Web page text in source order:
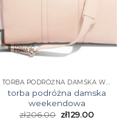
TORBA PODRÓŻNA DAMSKA WEEKENDOWA
torba podróżna damska
weekendowa
zł206.00 zł129.00